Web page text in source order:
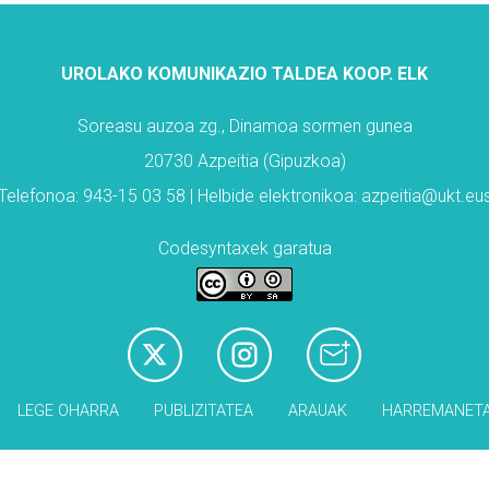
UROLAKO KOMUNIKAZIO TALDEA KOOP. ELK
Soreasu auzoa zg., Dinamoa sormen gunea
20730 Azpeitia (Gipuzkoa)
943-15 03 58 | Helbide elektronikoa:
Codesyntaxek garatua
LEGE OHARRA PUBLIZITATEA ARAUAK